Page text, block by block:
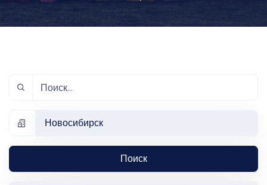
Новосибирск
Поиск